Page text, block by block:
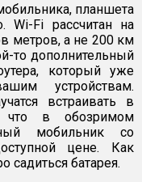
планшета
Wi-Fi рассчитан на
метров, а не 200 км
то дополнительный
который уже
устройствам.
встраивать в
что в обозримом
мобильник со
цене. Как
садиться батарея.